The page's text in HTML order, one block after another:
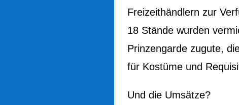
Freizeithändlern zur
18 Stände wurden
Prinzengarde zugute,
für Kostüme und
Und die Umsätze?